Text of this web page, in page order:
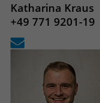
Katharina Kraus
+49 771 9201-19